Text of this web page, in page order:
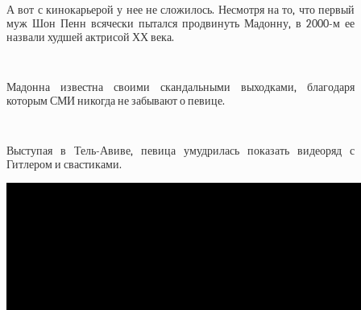
А вот с кинокарьерой у нее не сложилось. Несмотря на то, что первый
муж Шон Пенн всячески пытался продвинуть Мадонну, в 2000-м ее
назвали худшей актрисой ХХ века.
Мадонна известна своими скандальными выходками, благодаря
которым СМИ никогда не забывают о певице.
Выступая в Тель-Авиве, певица умудрилась показать видеоряд с
Гитлером и свастиками.